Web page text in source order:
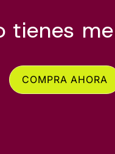
tienes
COMPRA AHORA